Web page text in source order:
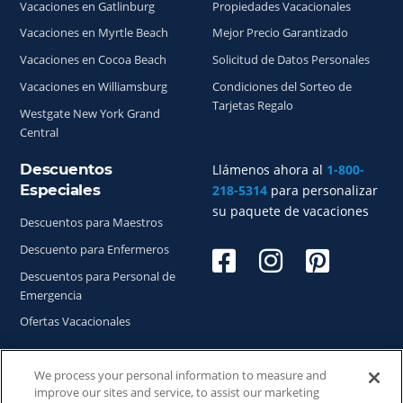
Llámenos ahora al 1-800-
218-5314 para personalizar
su paquete de vacaciones
Vacaciones en Gatlinburg
Vacaciones en Myrtle Beach
Vacaciones en Cocoa Beach
Vacaciones en Williamsburg
Westgate New York Grand
Central
Propiedades Vacacionales
Mejor Precio Garantizado
Solicitud de Datos Personales
Condiciones del Sorteo de
Tarjetas Regalo
Descuentos
Especiales
Descuentos para Maestros
Descuento para Enfermeros
Descuentos para Personal de
Emergencia
Ofertas Vacacionales
We process your personal information to measure and
improve our sites and service, to assist our marketing